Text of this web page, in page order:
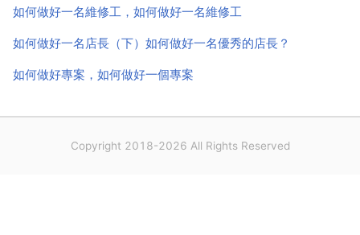
如何做好一名維修工，如何做好一名維修工
如何做好一名店長（下）如何做好一名優秀的店長？
如何做好專案，如何做好一個專案
Copyright 2018-2026 All Rights Reserved